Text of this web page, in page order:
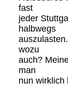
fast
jeder
halbwegs
wozu
auch?
man
nun wirklich